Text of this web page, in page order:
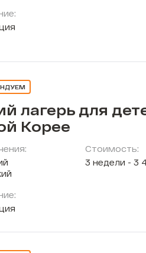
лагерь для
Корее
Стоимость:
3 недели - 3